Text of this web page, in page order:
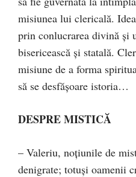
misiunea lui clericală.
prin conlucrarea divină şi
bisericească şi statală.
misiune de a forma
să se desfăşoare istoria…
DESPRE MISTICĂ
– Valeriu, noţiunile de
denigrate; totuşi oamenii